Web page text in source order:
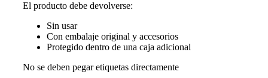
El producto debe devolverse:
Sin usar
Con embalaje original y accesorios
Protegido dentro de una caja adicional
No se deben pegar etiquetas directamente